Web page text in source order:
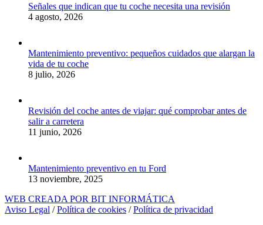
Señales que indican que tu coche necesita una revisión
4 agosto, 2026
Mantenimiento preventivo: pequeños cuidados que alargan la
vida de tu coche
8 julio, 2026
Revisión del coche antes de viajar: qué comprobar antes de
salir a carretera
11 junio, 2026
Mantenimiento preventivo en tu Ford
13 noviembre, 2025
WEB CREADA POR BIT INFORMÁTICA
Aviso Legal /Política de cookies /Política de privacidad